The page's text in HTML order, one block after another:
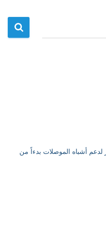
19 مليار دولار لدعم أشباه الموصلات بدءاً من